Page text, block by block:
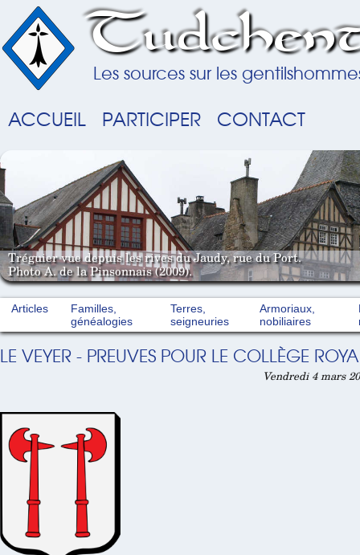
Les sources sur les
ACCUEIL PARTICIPER CONTACT
Tréguier vue depuis les rives du Jaudy, rue du Port.
Photo A. de la Pinsonnais (2009).
Articles
Familles,
généalogies
Terres,
seigneuries
Armoriaux,
nobiliaires
LE VEYER - PREUVES POUR LE COLLÈGE
Vendredi 4 mars